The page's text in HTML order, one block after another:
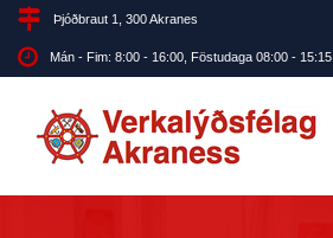
Þjóðbraut 1, 300 Akranes
Mán - Fim: 8:00 - 16:00, Föstudaga 08:00 - 15:15